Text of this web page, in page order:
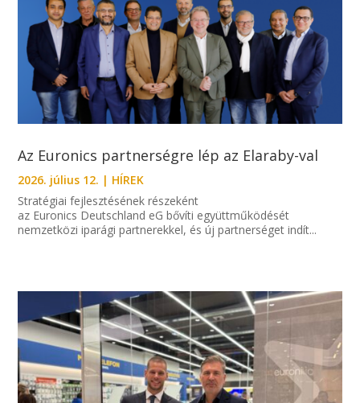
Az Euronics partnerségre lép az Elaraby-val
2026. július 12. | HÍREK
Stratégiai fejlesztésének részeként
az Euronics Deutschland eG bővíti együttműködését
nemzetközi iparági partnerekkel, és új partnerséget indít...